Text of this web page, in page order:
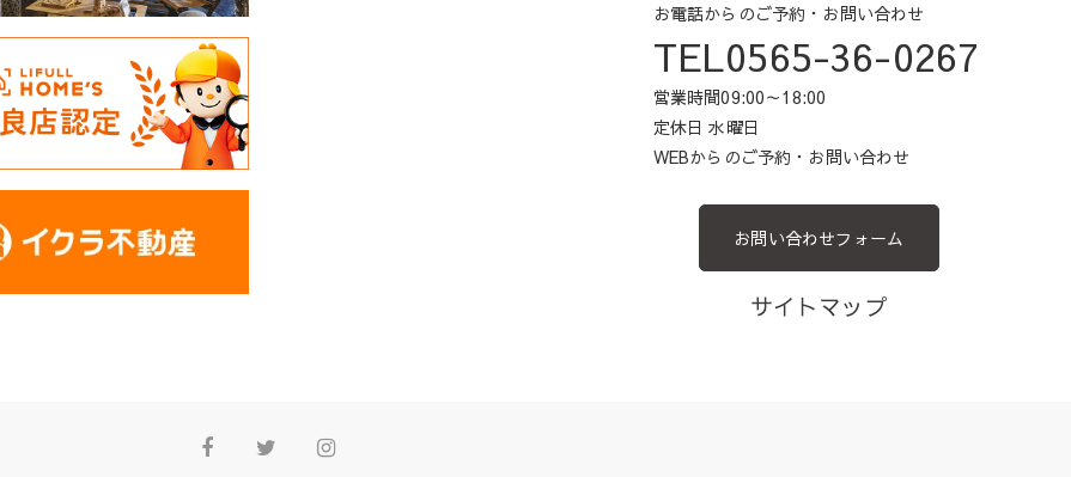
お電話からのご予約・お問い合わせ
TEL0565-36-0267
営業時間09:00～18:00
定休日 水曜日
WEBからのご予約・お問い合わせ
お問い合わせフォーム
サイトマップ
FacebookTwitterInstagram